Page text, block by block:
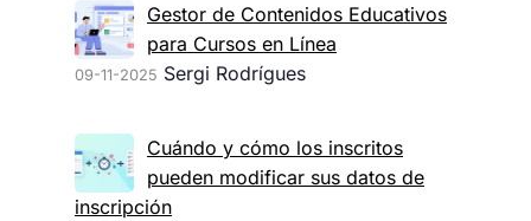
Gestor de Contenidos Educativos
para Cursos en Línea
09-11-2025 Sergi Rodrígues
Cuándo y cómo los inscritos
pueden modificar sus datos de
inscripción